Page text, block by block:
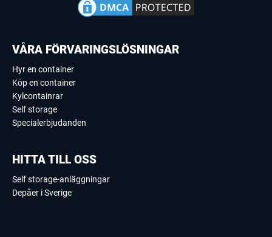
VÅRA FÖRVARINGSLÖSNINGAR
Hyr en container
Köp en container
Kylcontainrar
Self storage
Specialerbjudanden
HITTA TILL OSS
Self storage-anläggningar
Depåer i Sverige